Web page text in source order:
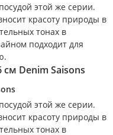
этой же серии.
красоту природы в
тонах в
подходит для
см Denim Saisons
этой же серии.
красоту природы в
тонах в